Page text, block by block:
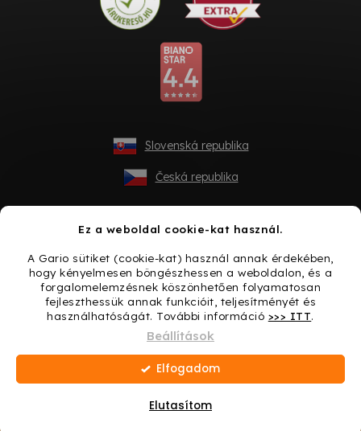
Ez a weboldal cookie-kat használ.
A Gario sütiket (cookie-kat) használ annak érdekében,
hogy kényelmesen böngészhessen a weboldalon, és a
forgalomelemzésnek köszönhetően folyamatosan
fejleszthessük annak funkcióit, teljesítményét és
használhatóságát. További információ >>> ITT.
Beállítások
Elutasítom
Elfogadom
Ajándék minden vásárláshoz → Lepje meg magát még
Slovenská republika
Česká republika
Shoptet készítette
Copyright 2026Gario.hu. Minden jog fenntartva.Süti
beállítások szerkesztése